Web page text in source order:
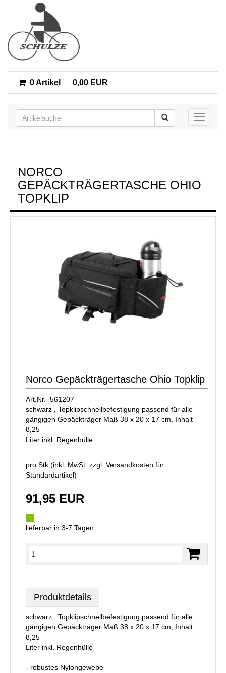
0 Artikel 0,00 EUR
Toggle
NORCO
GEPÄCKTRÄGERTASCHE OHIO
TOPKLIP
Norco Gepäckträgertasche Ohio Topklip
Art.Nr. 561207
schwarz , Topklipschnellbefestigung passend für alle
gängigen Gepäckträger Maß 38 x 20 x 17 cm, Inhalt
8,25
Liter inkl. Regenhülle
pro Stk (inkl. MwSt. zzgl. Versandkosten für
Standardartikel)
91,95 EUR
lieferbar in 3-7 Tagen
Produktdetails
schwarz , Topklipschnellbefestigung passend für alle
gängigen Gepäckträger Maß 38 x 20 x 17 cm, Inhalt
8,25
Liter inkl. Regenhülle
- robustes Nylongewebe